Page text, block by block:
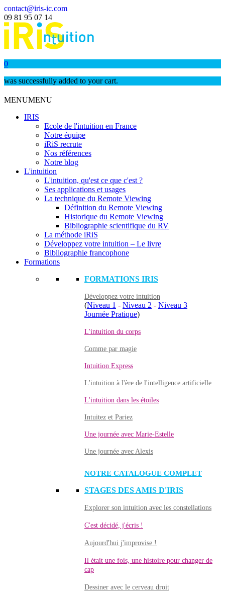
contact@iris-ic.com
09 81 95 07 14
0
was successfully added to your cart.
MENUMENU
IRIS
Ecole de l'intuition en France
Notre équipe
iRiS recrute
Nos références
Notre blog
L'intuition
L'intuition, qu'est ce que c'est ?
Ses applications et usages
La technique du Remote Viewing
Définition du Remote Viewing
Historique du Remote Viewing
Bibliographie scientifique du RV
La méthode iRiS
Développez votre intuition – Le livre
Bibliographie francophone
Formations
FORMATIONS IRIS
Développez votre intuition
(Niveau 1 - Niveau 2 - Niveau 3
Journée Pratique)
L'intuition du corps
Comme par magie
Intuition Express
L'intuition à l'ère de l'intelligence artificielle
L'intuition dans les étoiles
Intuitez et Pariez
Une journée avec Marie-Estelle
Une journée avec Alexis
NOTRE CATALOGUE COMPLET
STAGES DES AMIS D'IRIS
Explorer son intuition avec les constellations
C'est décidé, j'écris !
Aujourd'hui j'improvise !
Il était une fois, une histoire pour changer de
cap
Dessiner avec le cerveau droit